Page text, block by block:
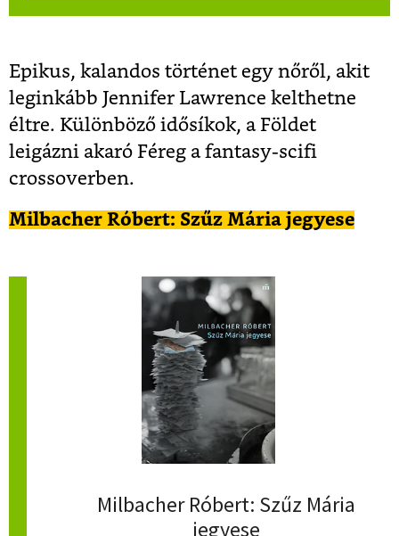
Epikus, kalandos történet egy nőről, akit
leginkább Jennifer Lawrence kelthetne
éltre. Különböző idősíkok, a Földet
leigázni akaró Féreg a fantasy-scifi
crossoverben.
Milbacher Róbert: Szűz Mária jegyese
Milbacher Róbert: Szűz Mária
jegyese